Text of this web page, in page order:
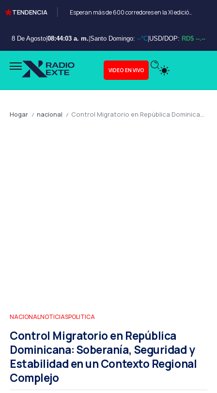
TENDENCIA Esperan más de 600 corredores en la XI edición del Bayahibe 10K
8 De Agosto 08:44:05 a. m. Santo Domingo: --°C USD/DOP: RD$ --.--
VIDEO EN VIVO
Hogar / nacional / Control Migratorio en República Dominicana: Soberanía, Seguridad y Estabilidad en un Contexto Regional Complejo
NACIONALNOTICIASPOLITICA
Control Migratorio en República
Dominicana: Soberanía, Seguridad y
Estabilidad en un Contexto Regional
Complejo